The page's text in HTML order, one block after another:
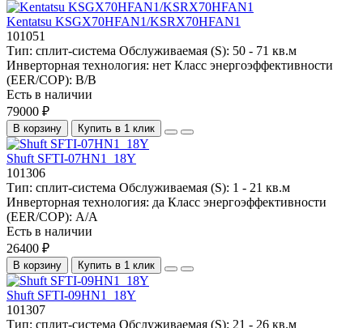
Kentatsu KSGX70HFAN1/KSRX70HFAN1
101051
Тип: сплит-система Обслуживаемая (S): 50 - 71 кв.м
Инверторная технология: нет Класс энергоэффективности
(EER/COP): B/B
Есть в наличии
79000 ₽
В корзину Купить в 1 клик
Shuft SFTI-07HN1_18Y
101306
Тип: сплит-система Обслуживаемая (S): 1 - 21 кв.м
Инверторная технология: да Класс энергоэффективности
(EER/COP): A/A
Есть в наличии
26400 ₽
В корзину Купить в 1 клик
Shuft SFTI-09HN1_18Y
101307
Тип: сплит-система Обслуживаемая (S): 21 - 26 кв.м